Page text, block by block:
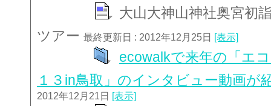
大山大神山神社奥宮初
ツアー 最終更新日 : 2012年12月25日 [表示]
ecowalkで来年の「エ
１３in鳥取」のインタビュー動画が
2012年12月21日 [表示]